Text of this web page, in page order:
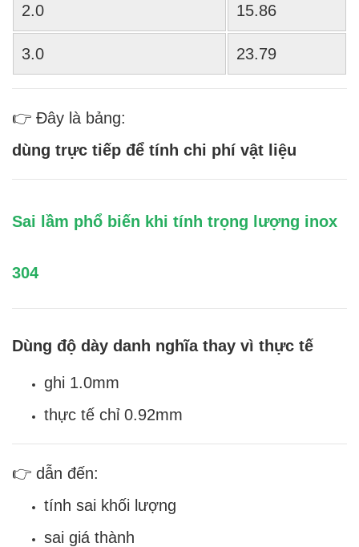
2.0 15.86
3.0 23.79
👉 Đây là bảng:
dùng trực tiếp để tính chi phí vật liệu
Sai lầm phổ biến khi tính trọng lượng inox
304
Dùng độ dày danh nghĩa thay vì thực tế
ghi 1.0mm
thực tế chỉ 0.92mm
👉 dẫn đến:
tính sai khối lượng
sai giá thành